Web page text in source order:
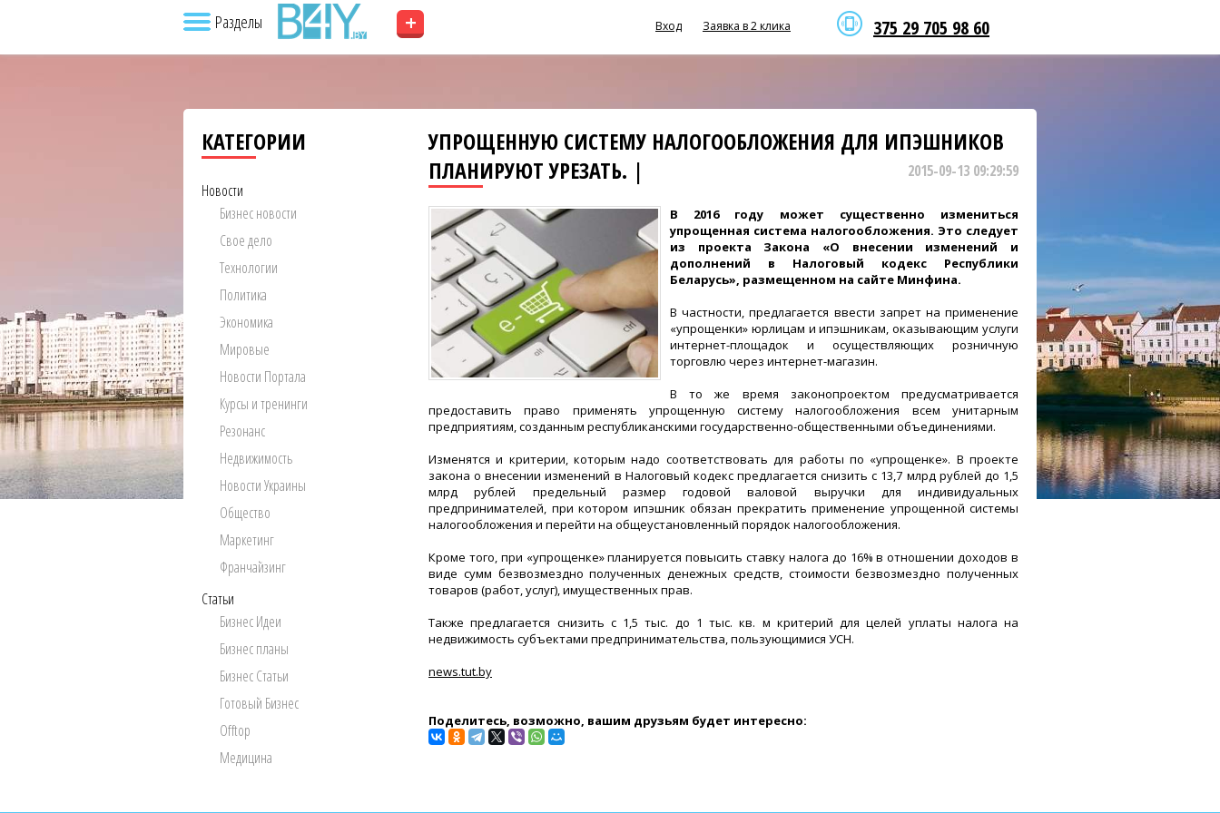
Разделы + 375 29 705 98 60
Вход Заявка в 2 клика
КАТЕГОРИИ
Новости
Бизнес новости
Свое дело
Технологии
Политика
Экономика
Мировые
Новости Портала
Курсы и тренинги
Резонанс
Недвижимость
Новости Украины
Общество
Маркетинг
Франчайзинг
Статьи
Бизнес Идеи
Бизнес планы
Бизнес Статьи
Готовый Бизнес
Offtop
Медицина
УПРОЩЕННУЮ СИСТЕМУ НАЛОГООБЛОЖЕНИЯ ДЛЯ ИПЭШНИКОВ
ПЛАНИРУЮТ УРЕЗАТЬ. |
2015-09-13 09:29:59
В 2016 году может существенно измениться
упрощенная система налогообложения. Это следует
из проекта Закона «О внесении изменений и
дополнений в Налоговый кодекс Республики
Беларусь», размещенном на сайте Минфина.
В частности, предлагается ввести запрет на применение
«упрощенки» юрлицам и ипэшникам, оказывающим услуги
интернет-площадок и осуществляющих розничную
торговлю через интернет-магазин.
В то же время законопроектом предусматривается
предоставить право применять упрощенную систему налогообложения всем унитарным
предприятиям, созданным республиканскими государственно-общественными объединениями.
Изменятся и критерии, которым надо соответствовать для работы по «упрощенке». В проекте
закона о внесении изменений в Налоговый кодекс предлагается снизить с 13,7 млрд рублей до 1,5
млрд рублей предельный размер годовой валовой выручки для индивидуальных
предпринимателей, при котором ипэшник обязан прекратить применение упрощенной системы
налогообложения и перейти на общеустановленный порядок налогообложения.
Кроме того, при «упрощенке» планируется повысить ставку налога до 16% в отношении доходов в
виде сумм безвозмездно полученных денежных средств, стоимости безвозмездно полученных
товаров (работ, услуг), имущественных прав.
Также предлагается снизить с 1,5 тыс. до 1 тыс. кв. м критерий для целей уплаты налога на
недвижимость субъектами предпринимательства, пользующимися УСН.
news.tut.by
Поделитесь, возможно, вашим друзьям будет интересно: